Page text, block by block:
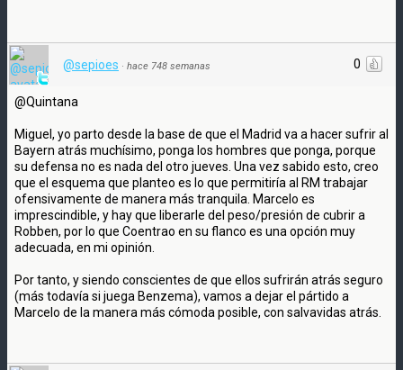
0
@sepioes · hace 748 semanas
@Quintana
Miguel, yo parto desde la base de que el Madrid va a hacer sufrir al
Bayern atrás muchísimo, ponga los hombres que ponga, porque
su defensa no es nada del otro jueves. Una vez sabido esto, creo
que el esquema que planteo es lo que permitiría al RM trabajar
ofensivamente de manera más tranquila. Marcelo es
imprescindible, y hay que liberarle del peso/presión de cubrir a
Robben, por lo que Coentrao en su flanco es una opción muy
adecuada, en mi opinión.
Por tanto, y siendo conscientes de que ellos sufrirán atrás seguro
(más todavía si juega Benzema), vamos a dejar el pártido a
Marcelo de la manera más cómoda posible, con salvavidas atrás.